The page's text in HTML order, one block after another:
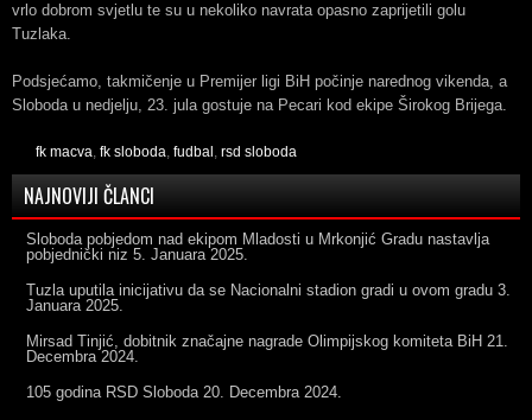
vrlo dobrom svjetlu te su u nekoliko navrata opasno zaprijetili golu
Tuzlaka.
Podsjećamo, takmičenje u Premijer ligi BiH počinje narednog vikenda, a
Sloboda u nedjelju, 23. jula gostuje na Pecari kod ekipe Širokog Brijega.
fk macva, fk sloboda, fudbal , rsd sloboda
NAJNOVIJI ČLANCI
Sloboda pobjedom nad ekipom Mladosti u Mrkonjić Gradu nastavlja
pobjednički niz 5. Januara 2025.
Tuzla uputila inicijativu da se Nacionalni stadion gradi u ovom gradu 3.
Januara 2025.
Mirsad Tinjić, dobitnik značajne nagrade Olimpijskog komiteta BiH 21.
Decembra 2024.
105 godina RSD Sloboda 20. Decembra 2024.